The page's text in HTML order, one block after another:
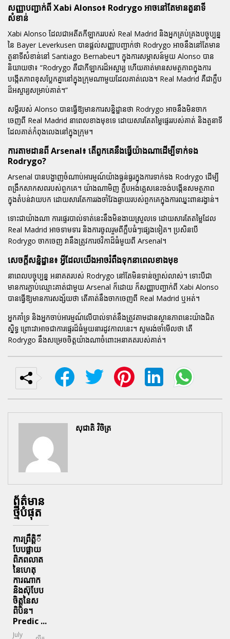
សញ្ញាបញ្ជាក់ពី Xabi Alonso៖ Rodrygo អាចនៅតែមានតួនាទី
សំខាន់
Xabi Alonso ដែលជាអតីតកីឡាកររបស់ Real Madrid និងអ្នកគ្រប់គ្រងបច្ចុប្បន្ន
នៃ Bayer Leverkusen បានផ្តល់សញ្ញាបញ្ជាក់ថា Rodrygo អាចនឹងនៅតែមាន
តួនាទីសំខាន់នៅ Santiago Bernabeu។ ក្នុងការសម្ភាសន៍មួយ Alonso បាន
និយាយថា៖ “Rodrygo គឺជាកីឡាករដ៏អស្ចារ្យ ហើយគាត់មានសមត្ថភាពក្នុងការ
បង្កើតភាពខុសប្លែកគ្នានៅក្នុងក្រុមណាមួយដែលគាត់លេង។ Real Madrid គឺជាក្លឹប
ដ៏អស្ចារ្យសម្រាប់គាត់។”
សម្ដីរបស់ Alonso បានធ្វើឱ្យមានការសន្និដ្ឋានថា Rodrygo អាចនឹងមិនចាក
ចេញពី Real Madrid នាពេលខាងមុខទេ ដោយសារតែតម្លៃផ្ទេររបស់គាត់ និងតួនាទី
ដែលគាត់កំពុងលេងនៅក្នុងក្រុម។
ការតាមដានពី Arsenal៖ តើពួកគេនឹងធ្វើយ៉ាងណាដើម្បីទាក់ទង
Rodrygo?
Arsenal បានបង្ហាញចំណាប់អារម្មណ៍យ៉ាងធ្ងន់ធ្ងរក្នុងការទាក់ទង Rodrygo ដើម្បី
ពង្រឹកសាកសពរបស់ពួកគេ។ យ៉ាងណាមិញ ក្លឹបអង់គ្លេសនេះចង់បង្កើនសមត្ថភាព
ក្នុងតំបន់វាយបក ដោយសារតែការរងចាំវែងឆ្ងាយរបស់ពួកគេក្នុងការឈ្នះពានរង្វាន់។
ទោះជាយ៉ាងណា ការផ្ទេរបាល់ទាត់នេះនឹងមិនងាយស្រួលទេ ដោយសារតែតម្លៃដែល
Real Madrid អាចទាមទារ និងការចូលរួមពីក្លឹបធំៗផ្សេងទៀត។ ប្រសិនបើ
Rodrygo ចាកចេញ វានឹងត្រូវការថវិកាដ៏ធំមួយពី Arsenal។
សេចក្តីសន្និដ្ឋាន៖ អ្វីដែលយើងអាចរំពឹងទុកនាពេលខាងមុខ
នាពេលបច្ចុប្បន្ន អនាគតរបស់ Rodrygo នៅតែមិនទាន់ច្បាស់លាស់។ ទោះបីជា
មានការភ្ជាប់ឈ្មោះគាត់ជាមួយ Arsenal ក៏ដោយ ក៏សញ្ញាបញ្ជាក់ពី Xabi Alonso
បានធ្វើឱ្យមានការសង្ស័យថា តើគាត់នឹងចាកចេញពី Real Madrid ឬអត់។
អ្នកគាំទ្រ និងអ្នកចាប់អារម្មណ៍លើបាល់ទាត់នឹងត្រូវតាមដានស្ថានភាពនេះយ៉ាងជិត
ស្និទ្ធ ព្រោះវាអាចជាការផ្ទេរដ៏ធំមួយនារដូវកាលនេះ។ សូមរង់ចាំមើលថា តើ
Rodrygo នឹងសម្រេចចិត្តយ៉ាងណាចំពោះអនាគតរបស់គាត់។
សុជាតិ វិចិត្រ
ព័ត៌មាន
ថ្មីបំផុត
ការព្រឹតិ្តី
បែបផ្លាយ
ពិភពលាត
នៃហេតុ
ការណាក
និងស៊ុបែប
ចិត្តនៃស
ពិបិន។
Predic ...
July